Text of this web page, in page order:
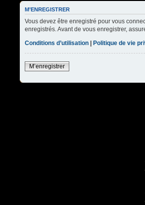
M’ENREGISTRER
Vous devez être enregistré pour vous
enregistrés. Avant de vous enregistrer,
Conditions d’utilisation | Politique de vie
M’enregistrer